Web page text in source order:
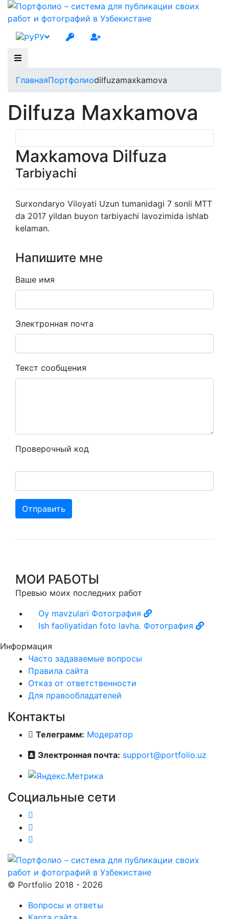
РУ
ГлавнаяПортфолиоdilfuzamaxkamova
Dilfuza Maxkamova
Maxkamova Dilfuza
Tarbiyachi
Surxondaryo Viloyati Uzun tumanidagi 7 sonli MTT
da 2017 yildan buyon tarbiyachi lavozimida ishlab
kelaman.
Напишите мне
Ваше имя
Электронная почта
Текст сообщения
Проверочный код
Отправить
МОИ РАБОТЫ
Превью моих последних работ
Oy mavzulari Фотография
Ish faoliyatidan foto lavha. Фотография
Информация
Часто задаваемые вопросы
Правила сайта
Отказ от ответственности
Для правообладателей
Контакты
Телеграмм: Модератор
Электронная почта: support@portfolio.uz
Социальные сети
© Portfolio 2018 - 2026
Вопросы и ответы